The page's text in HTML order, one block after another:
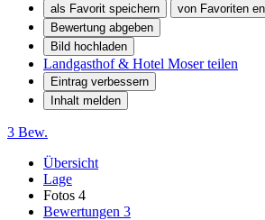
als Favorit speichern
von Favoriten
Bewertung abgeben
Bild hochladen
Landgasthof & Hotel Moser teilen
Eintrag verbessern
Inhalt melden
3 Bew.
Übersicht
Lage
Fotos 4
Bewertungen 3